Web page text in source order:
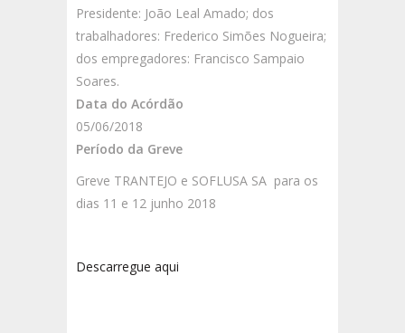
Presidente: João Leal Amado; dos
trabalhadores: Frederico Simões Nogueira;
dos empregadores: Francisco Sampaio
Soares.
Data do Acórdão
05/06/2018
Período da Greve
Greve TRANTEJO e SOFLUSA SA para os
dias 11 e 12 junho 2018
Descarregue aqui